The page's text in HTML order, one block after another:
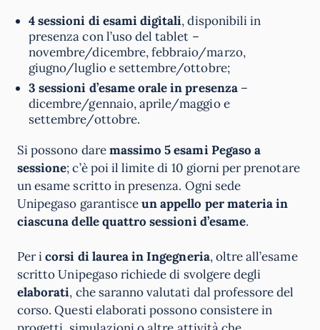
4 sessioni di esami digitali, disponibili in
presenza con l’uso del tablet –
novembre/dicembre, febbraio/marzo,
giugno/luglio e settembre/ottobre;
3 sessioni d’esame orale in presenza–
dicembre/gennaio, aprile/maggio e
settembre/ottobre.
Si possono daremassimo 5 esami Pegaso a
sessione; c’è poi il limite di 10 giorni per prenotare
un esame scritto in presenza. Ogni sede
Unipegaso garantisceun appello per materia in
ciascuna delle quattro sessioni d’esame.
Per icorsi di laurea in Ingegneria, oltre all’esame
scritto Unipegaso richiede di svolgere degli
elaborati, che saranno valutati dal professore del
corso. Questi elaborati possono consistere in